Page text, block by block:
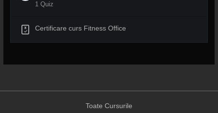
1 Quiz
Certificare curs Fitness Office
Toate Cursurile